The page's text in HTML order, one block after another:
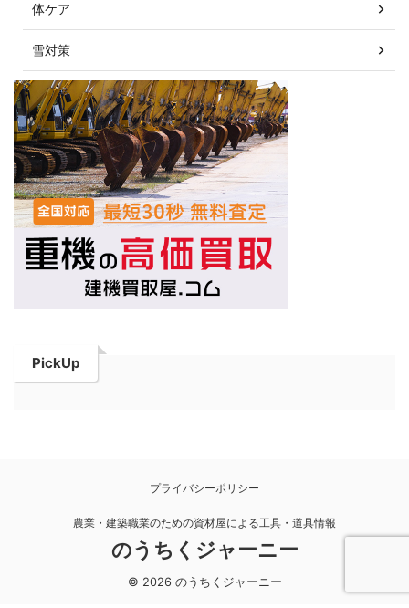
体ケア
雪対策
PickUp
プライバシーポリシー
農業・建築職業のための資材屋による工具・道具情報
のうちくジャーニー
© 2026 のうちくジャーニー